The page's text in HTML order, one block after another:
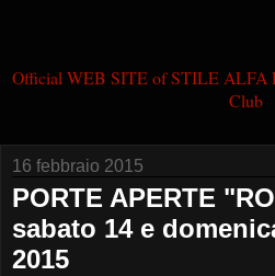
Official WEB SITE of STILE ALFA
Club
16 febbraio 2015
PORTE APERTE
sabato 14 e
2015